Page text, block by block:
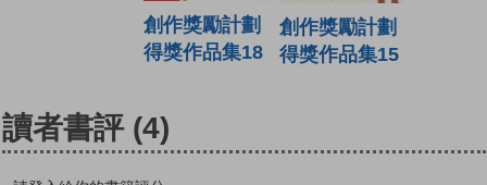
創作獎勵計劃
得獎作品集18
創作獎勵計劃
得獎作品集15
讀者書評 (4)